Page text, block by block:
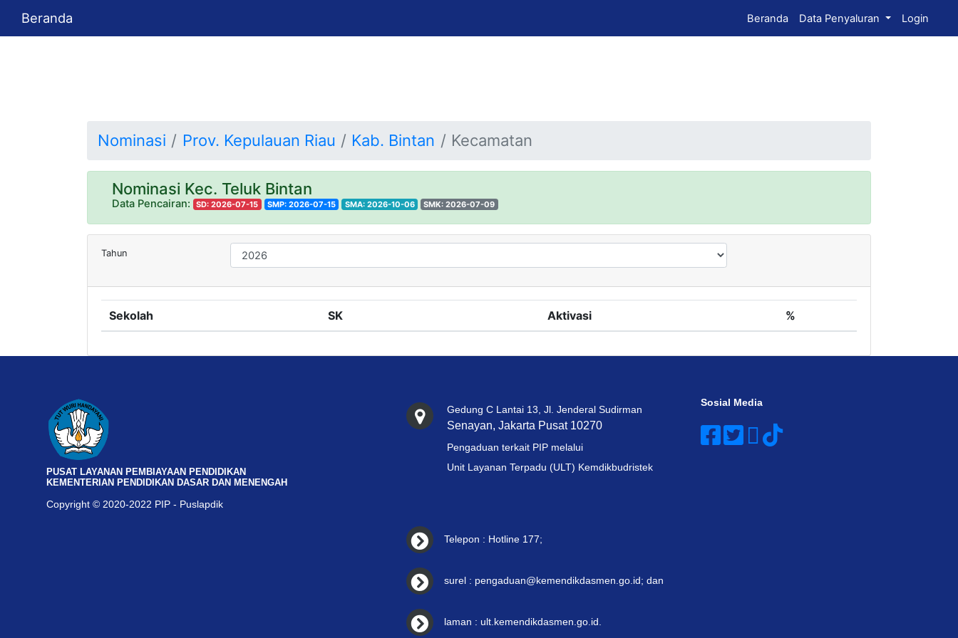
Beranda Beranda Data Penyaluran Login
Nominasi Prov. Kepulauan Riau Kab. Bintan Kecamatan
Nominasi Kec. Teluk Bintan
Data Pencairan: SD: 2026-07-15 SMP: 2026-07-15 SMA: 2026-10-06 SMK: 2026-07-09
Tahun
Sekolah SK Aktivasi %
PUSAT LAYANAN PEMBIAYAAN PENDIDIKAN
KEMENTERIAN PENDIDIKAN DASAR DAN MENENGAH
Copyright © 2020-2022 PIP - Puslapdik
Gedung C Lantai 13, Jl. Jenderal Sudirman
Senayan, Jakarta Pusat 10270
Pengaduan terkait PIP melalui
Unit Layanan Terpadu (ULT) Kemdikbudristek
Telepon : Hotline 177;
surel : pengaduan@kemendikdasmen.go.id; dan
laman : ult.kemendikdasmen.go.id.
Sosial Media